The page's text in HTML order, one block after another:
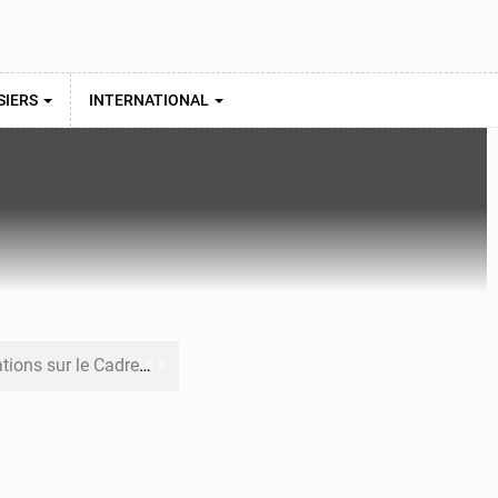
INTERNATIONAL
budgétaire 2027-2029